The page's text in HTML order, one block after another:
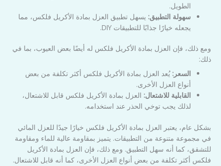
الطويل.
سهولة التطبيق: يسهل تطبيق العزل بمادة الأكريل فلكس، مما
يجعله خيارًا جذابًا للتطبيقات DIY.
ومع ذلك، فإن العزل بمادة الأكريل فلكس له أيضًا بعض العيوب، بما في
ذلك:
السعر: يُعد العزل بمادة الأكريل فلكس أكثر تكلفة من بعض
أنواع العزل الأخرى.
القابلية للاشتعال: العزل بمادة الأكريل فلكس قابل للاشتعال،
لذلك يجب توخي الحذر عند استخدامه.
بشكل عام، يعتبر العزل بمادة الأكريل فلكس خيارًا جيدًا للعزل المائي
في مجموعة متنوعة من التطبيقات. يتميز بمقاومة عالية للماء ومقاومة
للتشقق، كما أنه سهل التطبيق. ومع ذلك، فإن العزل بمادة الأكريل
فلكس أكثر تكلفة من بعض أنواع العزل الأخرى، كما أنه قابل للاشتعال.